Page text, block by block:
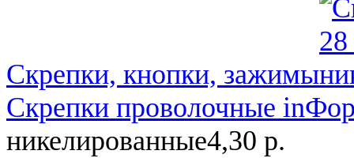
Скрепки, кнопки, зажимы
Скрепки проволочные
никелированные4,30 р.